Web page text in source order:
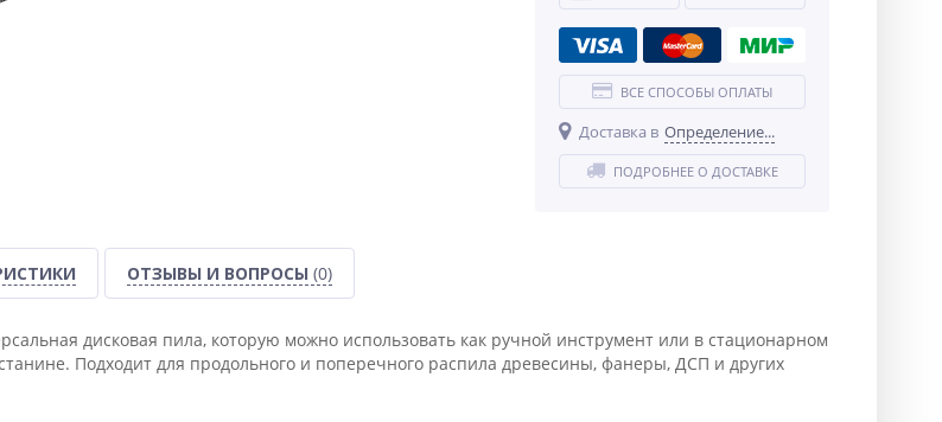
ВСЕ СПОСОБЫ ОПЛАТЫ
Доставка в Определение...
ПОДРОБНЕЕ О ДОСТАВКЕ
ОТЗЫВЫ И ВОПРОСЫ (0)
дисковая пила, которую можно использовать как ручной инструмент или в стационарном
Подходит для продольного и поперечного распила древесины, фанеры, ДСП и других